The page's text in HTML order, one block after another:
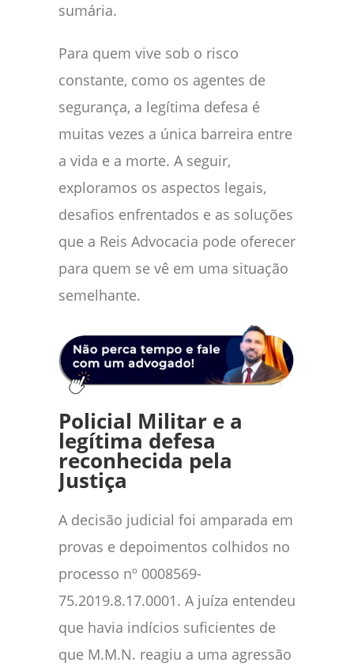
sumária.
Para quem vive sob o risco
constante, como os agentes de
segurança, a legítima defesa é
muitas vezes a única barreira entre
a vida e a morte. A seguir,
exploramos os aspectos legais,
desafios enfrentados e as soluções
que a Reis Advocacia pode oferecer
para quem se vê em uma situação
semelhante.
Policial Militar e a
legítima defesa
reconhecida pela
Justiça
A decisão judicial foi amparada em
provas e depoimentos colhidos no
processo nº 0008569-
75.2019.8.17.0001. A juíza entendeu
que havia indícios suficientes de
que M.M.N. reagiu a uma agressão